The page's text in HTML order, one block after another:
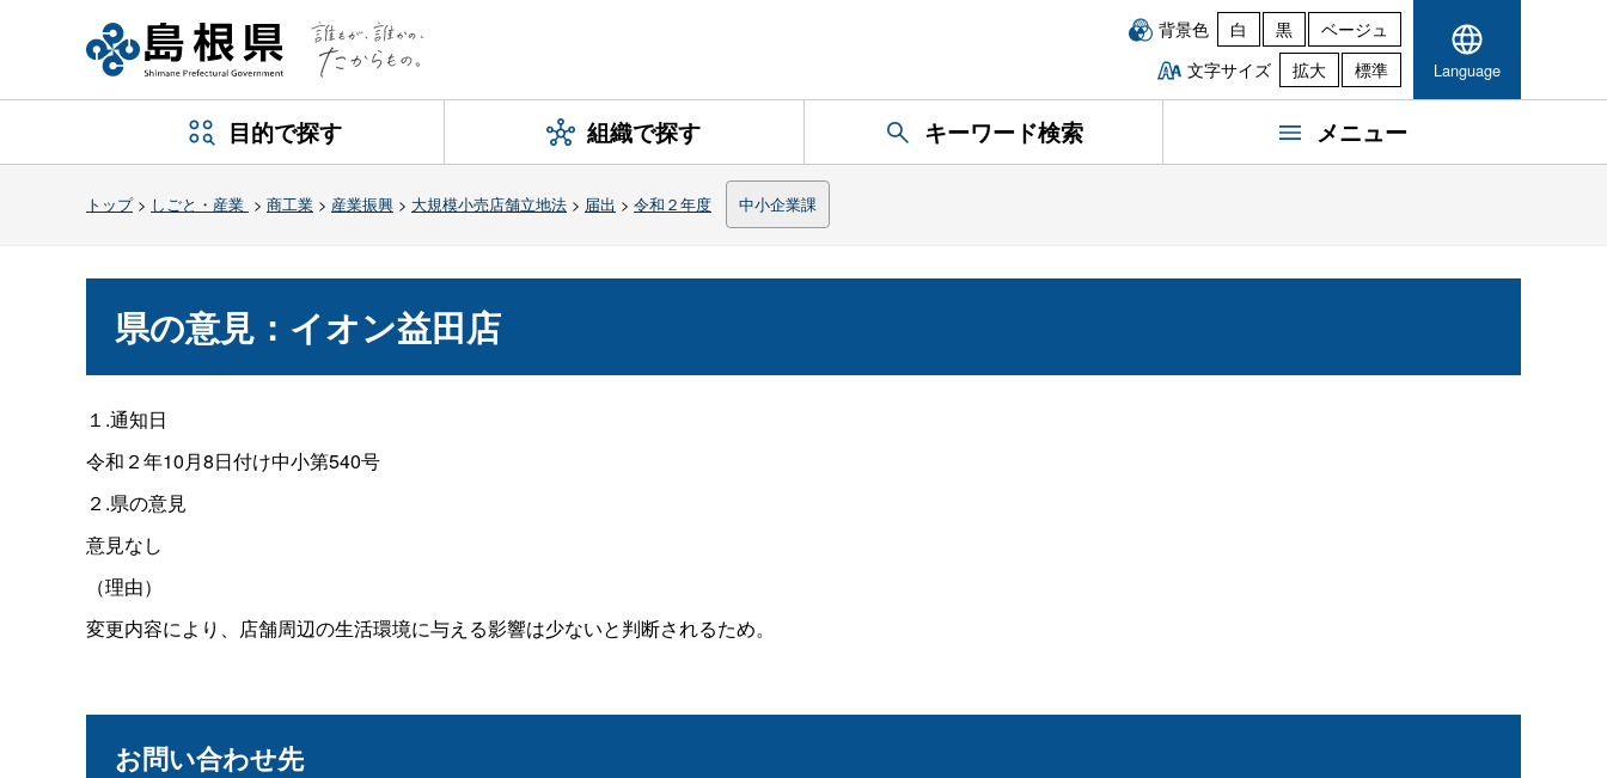
背景色 白 黒
ベージュ
文字サイズ
拡大 標準 Language
目的で探す 組織で探す キーワード検索 メニュー
トップ> しごと・産業 > 商工業 > 産業振興 > 大規模小売店舗立地法 > 届出 > 令和２年度 中小企業課
県の意見：イオン益田店
１.通知日
令和２年10月8日付け中小第540号
２.県の意見
意見なし
（理由）
変更内容により、店舗周辺の生活環境に与える影響は少ないと判断されるため。
お問い合わせ先